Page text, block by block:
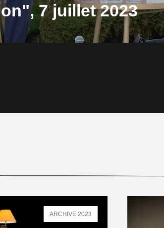
7 juillet 2023
ARCHIVE 2023